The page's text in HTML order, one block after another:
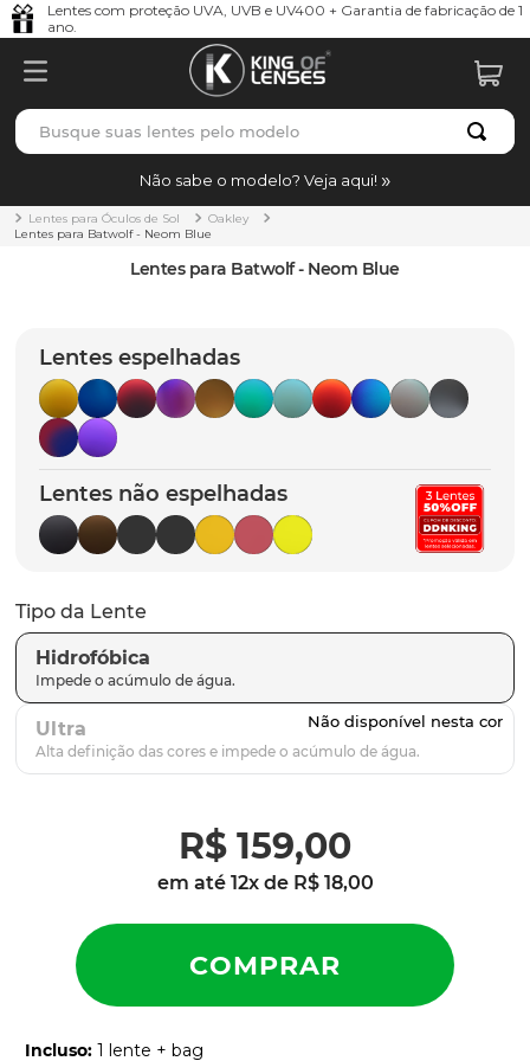
Lentes com proteção UVA, UVB e UV400 + Garantia de fabricação de 1
ano.
Busque suas lentes pelo modelo
Não sabe o modelo? Veja aqui!
Lentes para Óculos de Sol
Oakley
Lentes para Batwolf - Neom Blue
Lentes para Batwolf - Neom Blue
Lentes espelhadas
Lentes não espelhadas
Tipo da Lente
Hidrofóbica
Ultra
R$ 159,00
em até 12x de R$ 18,00
Incluso: 1 lente + bag
TERMOS MAIS BUSCADOS
1º borrachas
holbrook
5º chaves
6º t-shock
7º latch
8º gasket
9º parafusos